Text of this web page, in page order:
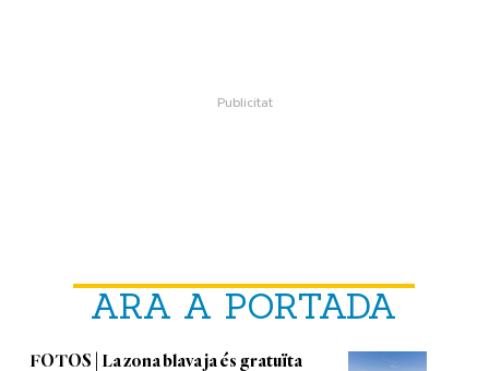
ARA A PORTADA
FOTOS | La zona blava ja és gratuïta